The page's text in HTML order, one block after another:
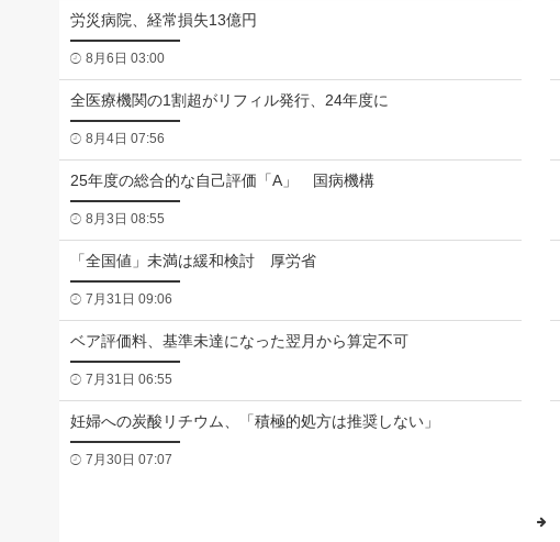
労災病院、経常損失13億円
8月6日 03:00
全医療機関の1割超がリフィル発行、24年度に
8月4日 07:56
25年度の総合的な自己評価「A」 国病機構
8月3日 08:55
「全国値」未満は緩和検討 厚労省
7月31日 09:06
ベア評価料、基準未達になった翌月から算定不可
7月31日 06:55
妊婦への炭酸リチウム、「積極的処方は推奨しない」
7月30日 07:07